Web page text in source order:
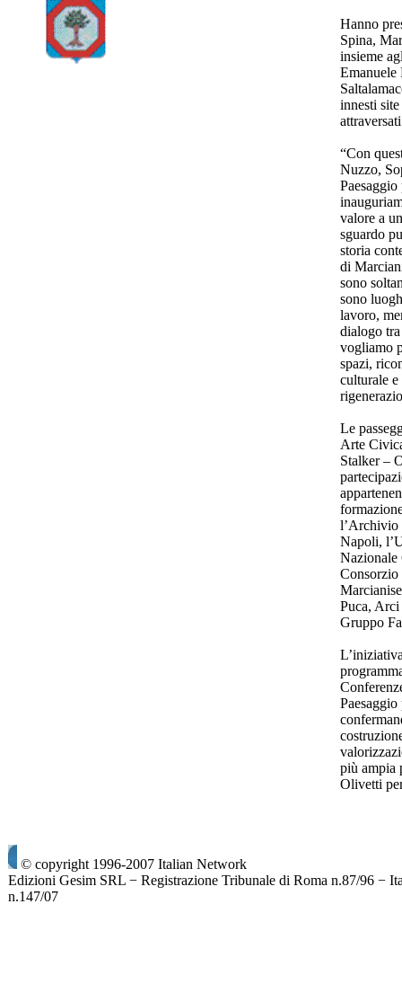
Hanno
Spina,
insieme
Emanuele
innesti
“Con
Nuzzo,
valore a
sguardo
storia
di
sono
sono
lavoro,
dialogo
vogliamo
spazi,
culturale
Le
Arte
Stalker –
l’Archivio
Napoli,
Nazionale
Consorzio
Puca, Arci
Gruppo
più ampia
Olivetti
© copyright 1996-2007 Italian Network
Edizioni Gesim SRL − Registrazione Tribunale di Roma n.87/96 −
n.147/07